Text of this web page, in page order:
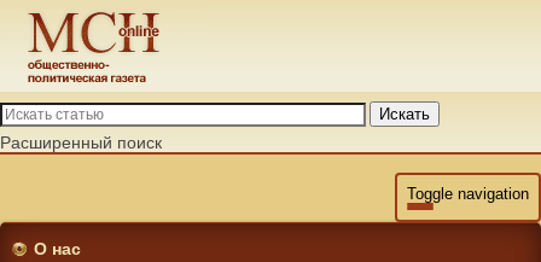
Искать
Расширенный поиск
Toggle navigation
О нас